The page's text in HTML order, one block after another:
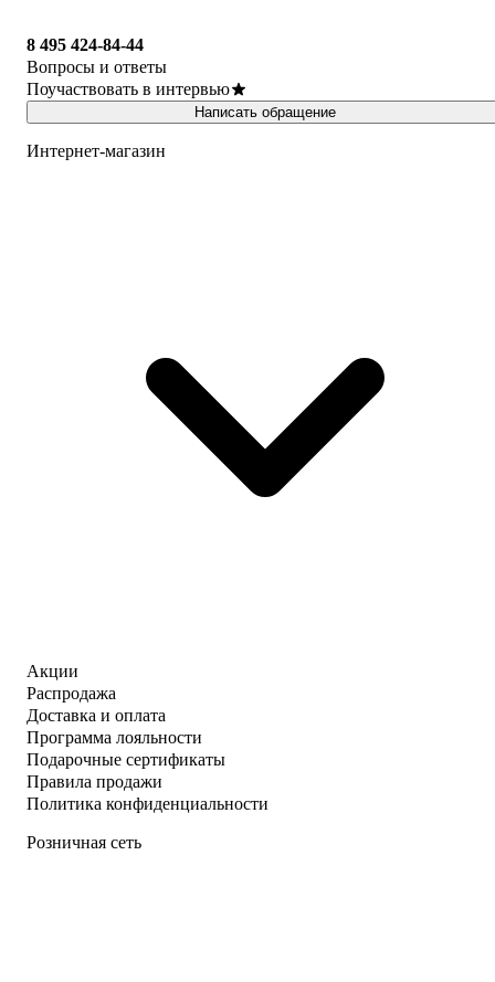
8 495 424-84-44
Вопросы и ответы
Поучаствовать в интервью
Написать обращение
Интернет-магазин
Акции
Распродажа
Доставка и оплата
Программа лояльности
Подарочные сертификаты
Правила продажи
Политика конфиденциальности
Розничная сеть